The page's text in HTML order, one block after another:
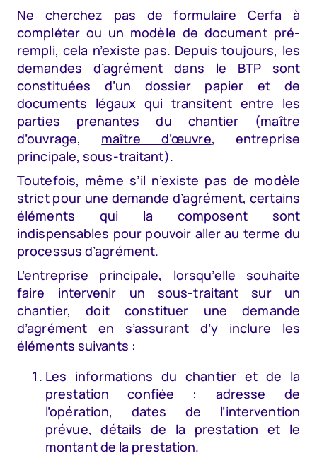
Ne cherchez pas de formulaire Cerfa à
compléter ou un modèle de document pré-
rempli, cela n’existe pas. Depuis toujours, les
demandes d’agrément dans le BTP sont
constituées d’un dossier papier et de
documents légaux qui transitent entre les
parties prenantes du chantier (maître
d’ouvrage, maître d’œuvre, entreprise
principale, sous-traitant).
Toutefois, même s’il n’existe pas de modèle
strict pour une demande d’agrément, certains
éléments qui la composent sont
indispensables pour pouvoir aller au terme du
processus d’agrément.
L’entreprise principale, lorsqu’elle souhaite
faire intervenir un sous-traitant sur un
chantier, doit constituer une demande
d’agrément en s’assurant d’y inclure les
éléments suivants :
Les informations du chantier et de la
prestation confiée : adresse de
l’opération, dates de l’intervention
prévue, détails de la prestation et le
montant de la prestation.